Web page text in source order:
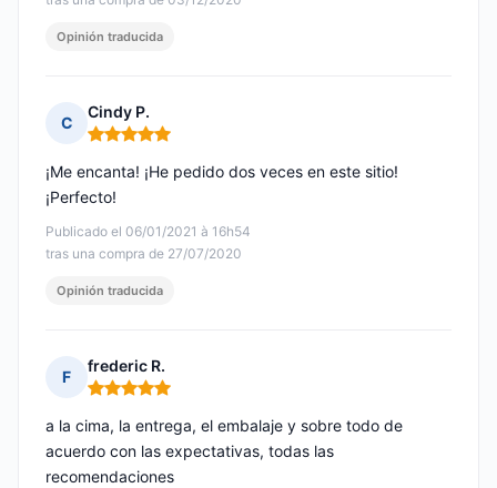
Opinión traducida
C
Cindy P.
Nota: 5 de 5
Publicado el 06/01/2021 à 16h54
tras una compra de 27/07/2020
¡Me encanta! ¡He pedido dos veces en este sitio!
¡Perfecto!
Opinión traducida
F
frederic R.
Nota: 5 de 5
a la cima, la entrega, el embalaje y sobre todo de
acuerdo con las expectativas, todas las
recomendaciones